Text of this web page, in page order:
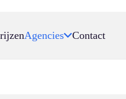
Agencies Contact